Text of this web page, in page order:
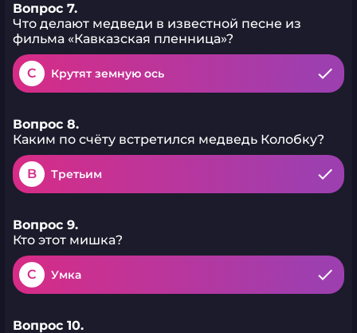
Вопрос 7.
Что делают медведи в известной песне из
фильма «Кавказская пленница»?
C Крутят земную ось
Вопрос 8.
Каким по счёту встретился медведь Колобку?
B Третьим
Вопрос 9.
Кто этот мишка?
C Умка
Вопрос 10.